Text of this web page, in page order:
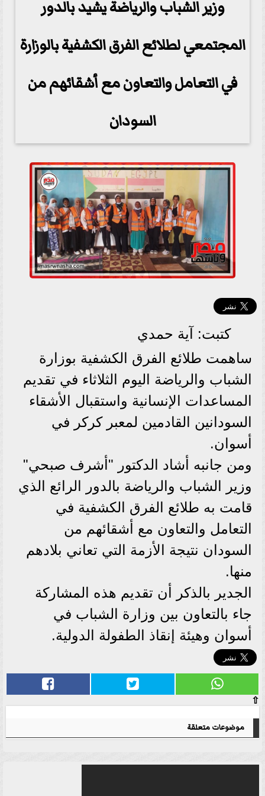
وزير الشباب والرياضة يشيد بالدور
المجتمعي لطلائع الفرق الكشفية بالوزارة
في التعامل والتعاون مع أشقائهم من
السودان
كتبت: آية حمدي
ساهمت طلائع الفرق الكشفية بوزارة
الشباب والرياضة اليوم الثلاثاء في تقديم
المساعدات الإنسانية واستقبال الأشقاء
السودانين القادمين لمعبر كركر في
أسوان.
ومن جانبه أشاد الدكتور "أشرف صبحي"
وزير الشباب والرياضة بالدور الرائع الذي
قامت به طلائع الفرق الكشفية في
التعامل والتعاون مع أشقائهم من
السودان نتيجة الأزمة التي تعاني بلادهم
منها.
الجدير بالذكر أن تقديم هذه المشاركة
جاء بالتعاون بين وزارة الشباب في
أسوان وهيئة إنقاذ الطفولة الدولية.
⇧
موضوعات متعلقة